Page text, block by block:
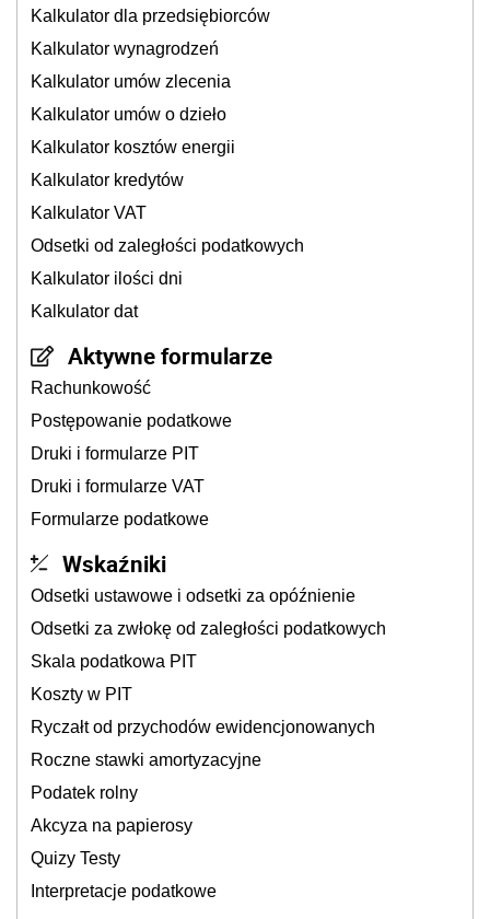
Kalkulator dla przedsiębiorców
Kalkulator wynagrodzeń
Kalkulator umów zlecenia
Kalkulator umów o dzieło
Kalkulator kosztów energii
Kalkulator kredytów
Kalkulator VAT
Odsetki od zaległości podatkowych
Kalkulator ilości dni
Kalkulator dat
Aktywne formularze
Rachunkowość
Postępowanie podatkowe
Druki i formularze PIT
Druki i formularze VAT
Formularze podatkowe
Wskaźniki
Odsetki ustawowe i odsetki za opóźnienie
Odsetki za zwłokę od zaległości podatkowych
Skala podatkowa PIT
Koszty w PIT
Ryczałt od przychodów ewidencjonowanych
Roczne stawki amortyzacyjne
Podatek rolny
Akcyza na papierosy
Quizy Testy
Interpretacje podatkowe